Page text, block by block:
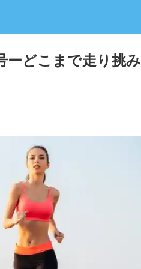
どこまで走り挑